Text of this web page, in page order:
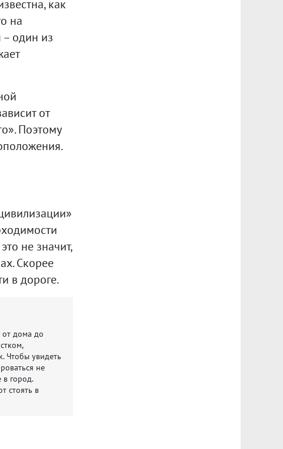
как
на
один из
от
Поэтому
не значит,
Скорее
в дороге.
от дома до
Чтобы увидеть
не
в город.
стоять в